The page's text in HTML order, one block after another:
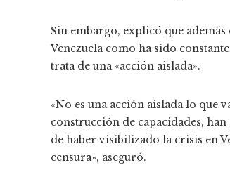
Sin embargo, explicó que
Venezuela como ha sido
trata de una «acción aislada».
«No es una acción aislada lo que
construcción de capacidades,
de haber visibilizado la crisis en
censura», aseguró.